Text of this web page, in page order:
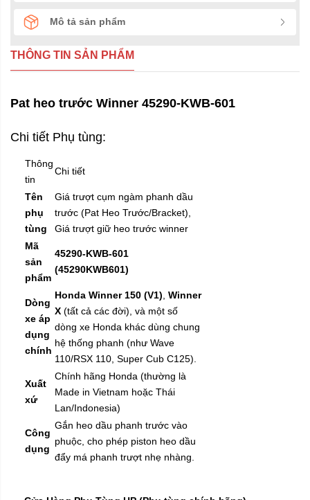
Mô tả sản phẩm
THÔNG TIN SẢN PHẨM
Pat heo trước Winner 45290-KWB-601
Chi tiết Phụ tùng:
Thông
tin
Chi tiết
Tên
phụ
tùng
Giá trượt cụm ngàm phanh dầu
trước (Pat Heo Trước/Bracket),
Giá trượt giữ heo trước winner
Mã
sản
phẩm
45290-KWB-601
(45290KWB601)
Dòng
xe áp
dụng
chính
Honda Winner 150 (V1) Winner
X (tất cả các đời), và một số
dòng xe Honda khác dùng chung
hệ thống phanh (như Wave
110/RSX 110, Super Cub C125).
Xuất
xứ
Chính hãng Honda (thường là
Made in Vietnam hoặc Thái
Lan/Indonesia)
Công
dụng
Gắn heo dầu phanh trước vào
phuộc, cho phép piston heo dầu
đẩy má phanh trượt nhẹ nhàng.